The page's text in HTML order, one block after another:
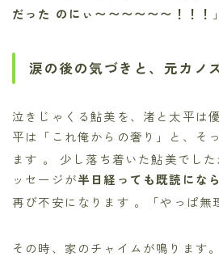
だった のにぃ〜〜〜〜〜〜！！！
涙の後の気づきと、元カノ
泣きじゃくる鮎美を、渚と太平は
平は「これ俺からの奢り」と、そ
ます 。 少し落ち着いた鮎美でし
ッセージが半日経っても既読にな
再び不安になります 。「やっぱ無
その時、家のチャイムが鳴ります